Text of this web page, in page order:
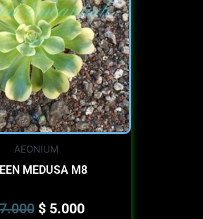
AEONIUM
MEDUSA M8
$ 7.000.
$5.000
$ 5.000.